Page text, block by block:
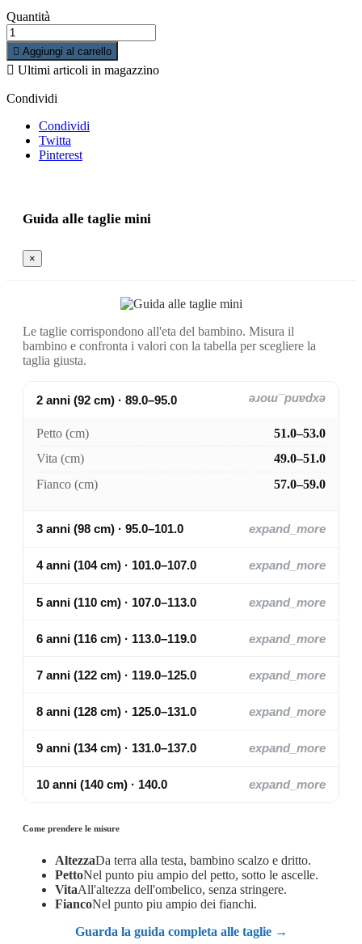
Quantità
 Aggiungi al carrello
 Ultimi articoli in magazzino
Condividi
Condividi
Twitta
Pinterest
Guida alle taglie mini
×
Le taglie corrispondono all'eta del bambino. Misura il
bambino e confronta i valori con la tabella per scegliere la
taglia giusta.
2 anni (92 cm) · 89.0–95.0 expand_more
Petto (cm)
51.0–53.0
Vita (cm)
49.0–51.0
Fianco (cm)
57.0–59.0
3 anni (98 cm) · 95.0–101.0 expand_more
4 anni (104 cm) · 101.0–107.0 expand_more
5 anni (110 cm) · 107.0–113.0 expand_more
6 anni (116 cm) · 113.0–119.0 expand_more
7 anni (122 cm) · 119.0–125.0 expand_more
8 anni (128 cm) · 125.0–131.0 expand_more
9 anni (134 cm) · 131.0–137.0 expand_more
10 anni (140 cm) · 140.0 expand_more
Come prendere le misure
AltezzaDa terra alla testa, bambino scalzo e dritto.
PettoNel punto piu ampio del petto, sotto le ascelle.
VitaAll'altezza dell'ombelico, senza stringere.
FiancoNel punto piu ampio dei fianchi.
Guarda la guida completa alle taglie →